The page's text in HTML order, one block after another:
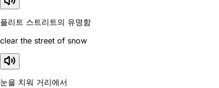
플리트 스트리트의 유명함
clear the street of snow
눈을 치워 거리에서